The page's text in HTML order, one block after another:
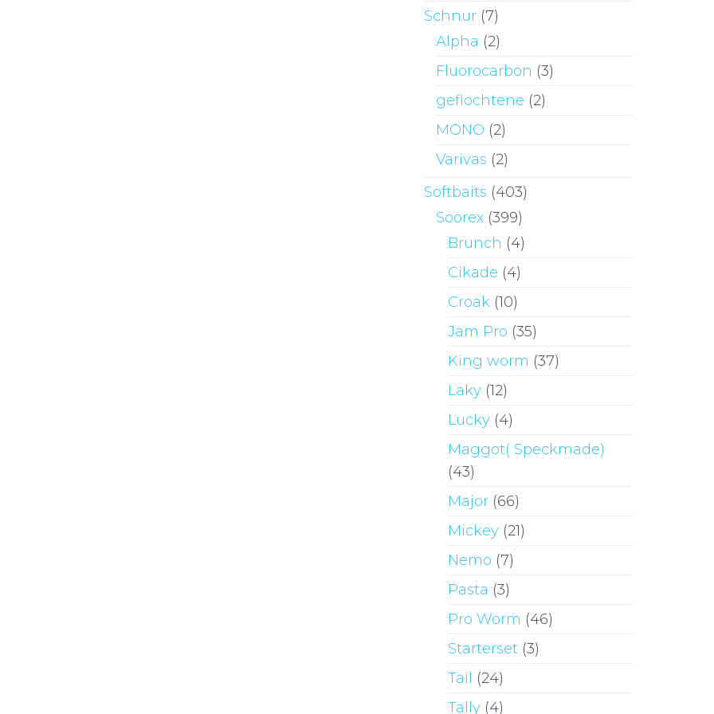
Schnur (7)
Alpha (2)
Fluorocarbon (3)
geflochtene (2)
MONO (2)
Varivas (2)
Softbaits (403)
Soorex (399)
Brunch (4)
Cikade (4)
Croak (10)
Jam Pro (35)
King worm (37)
Laky (12)
Lucky (4)
Maggot( Speckmade)
(43)
Major (66)
Mickey (21)
Nemo (7)
Pasta (3)
Pro Worm (46)
Starterset (3)
Tail
(24)
Tally (4)